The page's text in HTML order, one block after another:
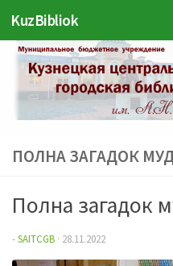
Перейти к содержимому
KuzBibliok
ПОЛНА ЗАГАДОК
Полна загадок
-SAITCGB · 28.11.2022